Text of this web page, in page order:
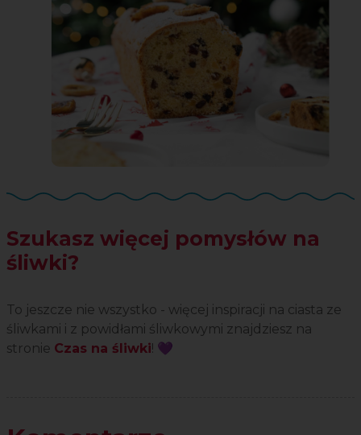
Szukasz więcej pomysłów na
śliwki?
To jeszcze nie wszystko - więcej inspiracji na ciasta ze
śliwkami i z powidłami śliwkowymi znajdziesz na
stronie Czas na śliwki! 💜